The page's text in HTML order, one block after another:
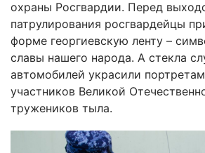
охраны Росгвардии. Перед
патрулирования росгвардейцы
форме георгиевскую ленту –
славы нашего народа. А стекла
автомобилей украсили
участников Великой
тружеников тыла.